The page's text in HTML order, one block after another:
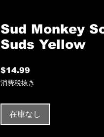
Sud Monkey
Suds Yellow
$14.99
格
消費税抜き
在庫なし